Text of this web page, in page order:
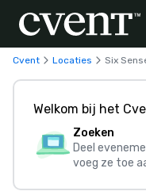
Cvent Locaties Six
Welkom bij het
Zoeken
Deel
voeg ze toe